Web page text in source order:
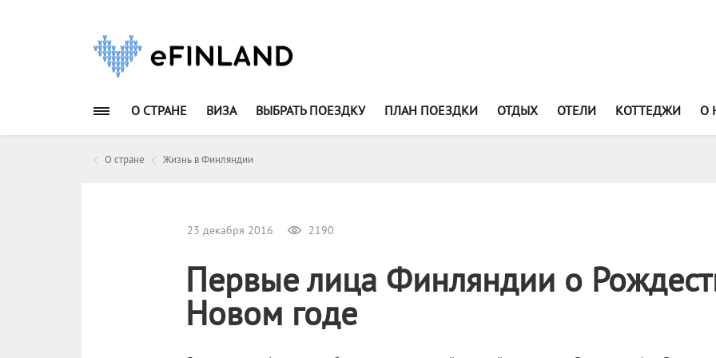
О СТРАНЕ ВИЗА ВЫБРАТЬ ПОЕЗДКУ ПЛАН ПОЕЗДКИ ОТДЫХ ОТЕЛИ КОТТЕДЖИ О
О стране Жизнь в Финляндии
23 декабря 2016 2190
Первые лица Финляндии о
Новом годе